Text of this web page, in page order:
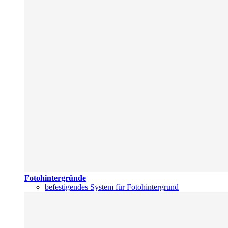
Fotohintergründe
befestigendes System für Fotohintergrund